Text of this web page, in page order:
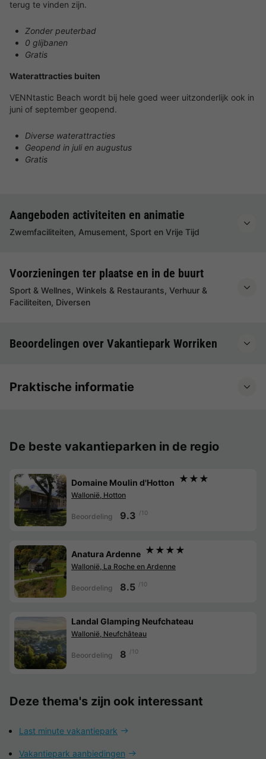
terug te vinden zijn.
Zonder peuterbad
0 glijbanen
Gratis
Waterattracties buiten
VENNtastic Beach wordt bij hele goed weer uitzonderlijk ook in
juni of september geopend.
Diverse waterattracties
Geopend in juli en augustus
Gratis
Aangeboden activiteiten en animatie
Zwemfaciliteiten, Amusement, Sport en Vrije Tijd
Voorzieningen ter plaatse en in de buurt
Sport & Wellnes, Winkels & Restaurants, Verhuur &
Faciliteiten, Diversen
Beoordelingen over Vakantiepark Worriken
Praktische informatie
De beste vakantieparken in de regio
Domaine Moulin d'Hotton ★★★
Wallonië, Hotton
Beoordeling 9.3 /10
Anatura Ardenne ★★★★
Wallonië, La Roche en Ardenne
Beoordeling 8.5 /10
Landal Glamping Neufchateau
Wallonië, Neufchâteau
Beoordeling 8 /10
Deze thema's zijn ook interessant
Last minute vakantiepark
Vakantiepark aanbiedingen